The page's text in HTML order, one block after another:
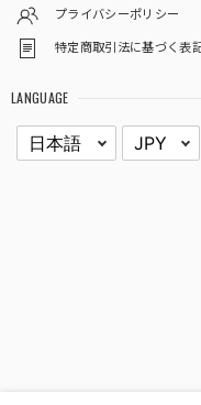
プライバシーポリシー
特定商取引法に基づく表
LANGUAGE